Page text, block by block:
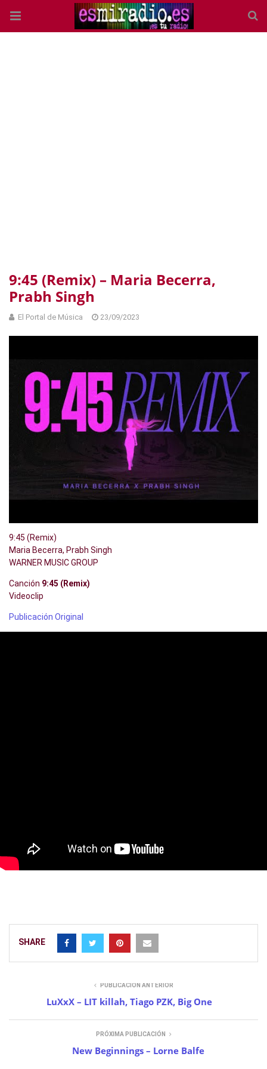
9:45 (Remix) – Maria Becerra,
Prabh Singh
El Portal de Música 23/09/2023
9:45 (Remix)
Maria Becerra, Prabh Singh
WARNER MUSIC GROUP
Canción 9:45 (Remix)
Videoclip
Publicación Original
SHARE
PUBLICACIÓN ANTERIOR
LuXxX – LIT killah, Tiago PZK, Big One
PRÓXIMA PUBLICACIÓN
New Beginnings – Lorne Balfe